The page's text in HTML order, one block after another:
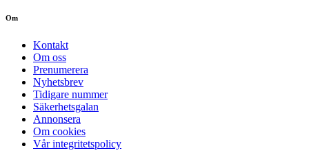
Om
Kontakt
Om oss
Prenumerera
Nyhetsbrev
Tidigare nummer
Säkerhetsgalan
Annonsera
Om cookies
Vår integritetspolicy